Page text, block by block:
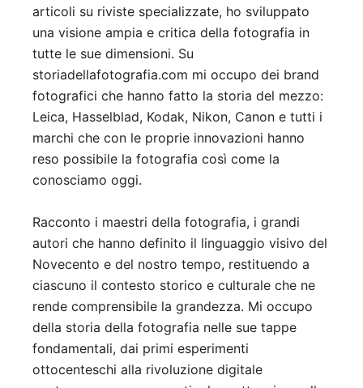
articoli su riviste specializzate, ho sviluppato
una visione ampia e critica della fotografia in
tutte le sue dimensioni. Su
storiadellafotografia.com mi occupo dei brand
fotografici che hanno fatto la storia del mezzo:
Leica, Hasselblad, Kodak, Nikon, Canon e tutti i
marchi che con le proprie innovazioni hanno
reso possibile la fotografia così come la
conosciamo oggi.
Racconto i maestri della fotografia, i grandi
autori che hanno definito il linguaggio visivo del
Novecento e del nostro tempo, restituendo a
ciascuno il contesto storico e culturale che ne
rende comprensibile la grandezza. Mi occupo
della storia della fotografia nelle sue tappe
fondamentali, dai primi esperimenti
ottocenteschi alla rivoluzione digitale